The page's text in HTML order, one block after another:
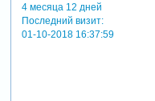
4 месяца 12 дней
Последний визит:
01-10-2018 16:37:59